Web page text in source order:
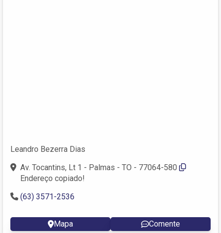
Leandro Bezerra Dias
Av. Tocantins, Lt 1 - Palmas - TO - 77064-580
Endereço copiado!
(63) 3571-2536
Mapa Comente